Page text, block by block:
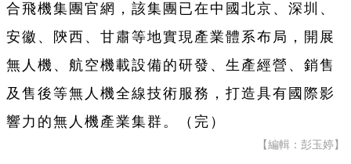
合飛機集團官網，該集團已在中國北京、深圳、
安徽、陝西、甘肅等地實現產業體系布局，開展
無人機、航空機載設備的研發、生產經營、銷售
及售後等無人機全線技術服務，打造具有國際影
響力的無人機產業集群。（完）
【編輯：彭玉婷】